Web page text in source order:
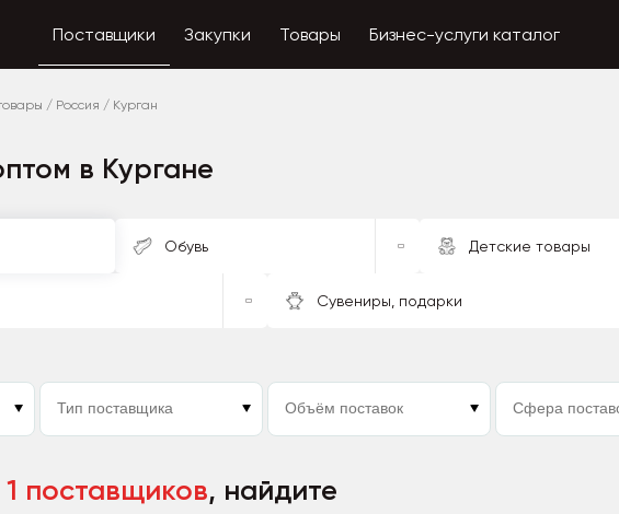
Поставщики Закупки Товары Бизнес-услуги каталог
/ Россия / Курган
в Кургане
Обувь Детские товары
Сувениры, подарки
1 поставщиков, найдите